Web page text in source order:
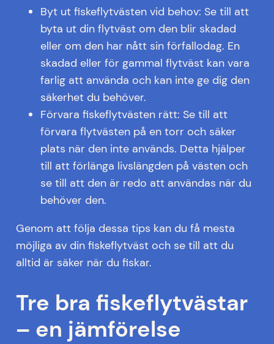
Byt ut fiskeflytvästen vid behov: Se till att
byta ut din flytväst om den blir skadad
eller om den har nått sin förfallodag. En
skadad eller för gammal flytväst kan vara
farlig att använda och kan inte ge dig den
säkerhet du behöver.
Förvara fiskeflytvästen rätt: Se till att
förvara flytvästen på en torr och säker
plats när den inte används. Detta hjälper
till att förlänga livslängden på västen och
se till att den är redo att användas när du
behöver den.
Genom att följa dessa tips kan du få mesta
möjliga av din fiskeflytväst och se till att du
alltid är säker när du fiskar.
Tre bra fiskeflytvästar
– en jämförelse